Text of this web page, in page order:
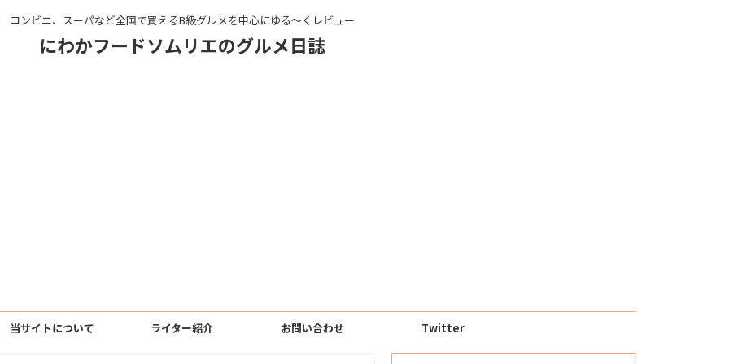
コンビニ、スーパなど全国で買えるB級グルメを中心にゆる〜くレビュー
にわかフードソムリエのグルメ日誌
当サイトについて ライター紹介 お問い合わせ Twitter